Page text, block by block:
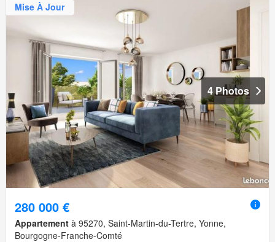
Mise À Jour
4 Photos
280 000 €
Appartement à 95270, Saint-Martin-du-Tertre, Yonne,
Bourgogne-Franche-Comté